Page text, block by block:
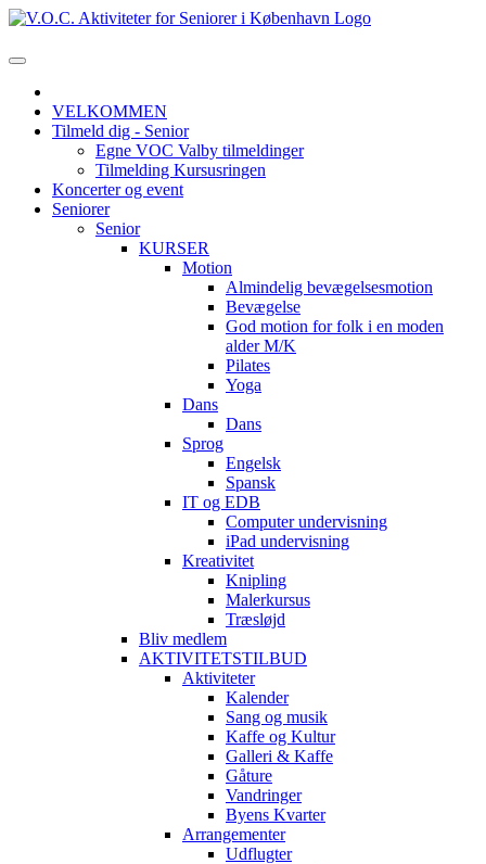
VELKOMMEN
Tilmeld dig - Senior
Egne VOC Valby tilmeldinger
Tilmelding Kursusringen
Koncerter og event
Seniorer
Senior
KURSER
Motion
Almindelig bevægelsesmotion
Bevægelse
God motion for folk i en moden
alder M/K
Pilates
Yoga
Dans
Dans
Sprog
Engelsk
Spansk
IT og EDB
Computer undervisning
iPad undervisning
Kreativitet
Knipling
Malerkursus
Træsløjd
Bliv medlem
AKTIVITETSTILBUD
Aktiviteter
Kalender
Sang og musik
Kaffe og Kultur
Galleri & Kaffe
Gåture
Vandringer
Byens Kvarter
Arrangementer
Udflugter